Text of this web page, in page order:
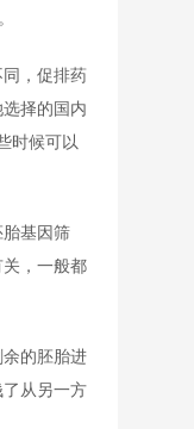
，促排药
择的国内
时候可以
基因筛
，一般都
的胚胎进
从另一方